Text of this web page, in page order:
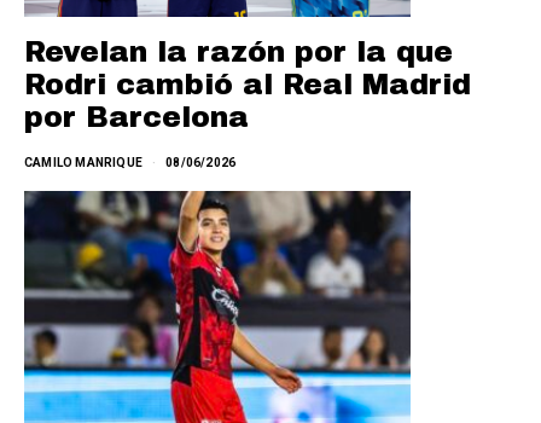
Revelan la razón por la que
Rodri cambió al Real Madrid
por Barcelona
CAMILO MANRIQUE 08/06/2026